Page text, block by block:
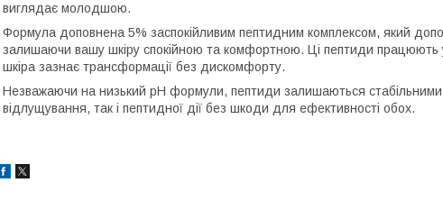
виглядає молодшою.
Формула доповнена 5% заспокійливим пептидним комплексом, який
залишаючи вашу шкіру спокійною та комфортною. Ці пептиди працюють
шкіра зазнає трансформації без дискомфорту.
Незважаючи на низький рН формули, пептиди залишаються
відлущування, так і пептидної дії без шкоди для ефективності обох.